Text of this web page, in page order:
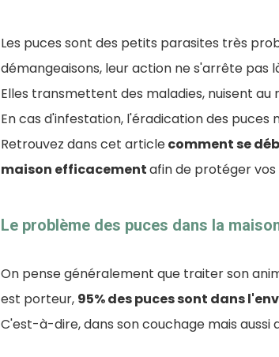
Les puces sont des petits parasites très
démangeaisons, leur action ne s'arrête pas
Elles transmettent des maladies, nuisent
En cas d'infestation, l'éradication des
Retrouvez dans cet articlecomment se
maison efficacementafin de protéger
Le problème des puces dans la
On pense généralement que traiter son
est porteur, 95% des puces sont dans
C'est-à-dire, dans son couchage mais aussi